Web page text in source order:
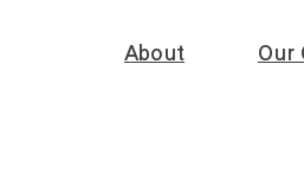
About Our